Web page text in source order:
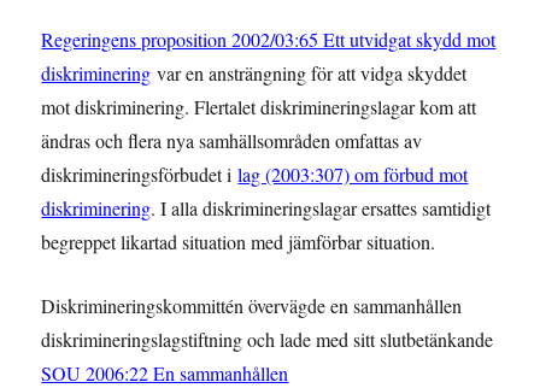
Regeringens proposition 2002/03:65 Ett utvidgat skydd mot
diskriminering var en ansträngning för att vidga skyddet
mot diskriminering. Flertalet diskrimineringslagar kom att
ändras och flera nya samhällsområden omfattas av
diskrimineringsförbudet ilag (2003:307) om förbud mot
diskriminering. I alla diskrimineringslagar ersattes samtidigt
begreppet likartad situation med jämförbar situation.
Diskrimineringskommittén övervägde en sammanhållen
diskrimineringslagstiftning och lade med sitt slutbetänkande
SOU 2006:22 En sammanhållen